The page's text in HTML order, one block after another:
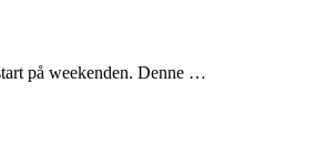
på weekenden. Denne …